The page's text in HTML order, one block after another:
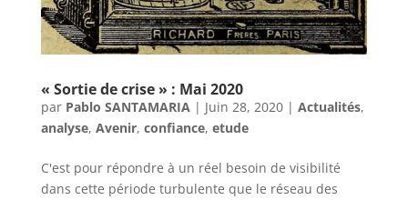
« Sortie de crise » : Mai 2020
par Pablo SANTAMARIA| Juin 28, 2020| Actualités,
analyse, Avenir, confiance, etude
C'est pour répondre à un réel besoin de visibilité
dans cette période turbulente que le réseau des